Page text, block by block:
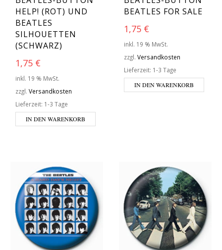
HELP! (ROT) UND
BEATLES
SILHOUETTEN
(SCHWARZ)
1,75 €
inkl. 19 % MwSt.
zzgl. Versandkosten
Lieferzeit: 1-3 Tage
IN DEN WARENKORB
BEATLES FOR SALE
1,75 €
inkl. 19 % MwSt.
zzgl. Versandkosten
Lieferzeit: 1-3 Tage
IN DEN WARENKORB